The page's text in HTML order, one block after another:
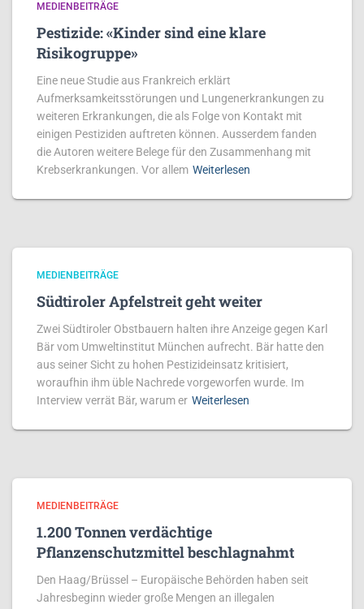
MEDIENBEITRÄGE
Pestizide: «Kinder sind eine klare
Risikogruppe»
Eine neue Studie aus Frankreich erklärt
Aufmerksamkeitsstörungen und Lungenerkrankungen zu
weiteren Erkrankungen, die als Folge von Kontakt mit
einigen Pestiziden auftreten können. Ausserdem fanden
die Autoren weitere Belege für den Zusammenhang mit
Krebserkrankungen. Vor allem Weiterlesen
MEDIENBEITRÄGE
Südtiroler Apfelstreit geht weiter
Zwei Südtiroler Obstbauern halten ihre Anzeige gegen Karl
Bär vom Umweltinstitut München aufrecht. Bär hatte den
aus seiner Sicht zu hohen Pestizideinsatz kritisiert,
woraufhin ihm üble Nachrede vorgeworfen wurde. Im
Interview verrät Bär, warum er Weiterlesen
MEDIENBEITRÄGE
1.200 Tonnen verdächtige
Pflanzenschutzmittel beschlagnahmt
Den Haag/Brüssel – Europäische Behörden haben seit
Jahresbeginn wieder große Mengen an illegalen